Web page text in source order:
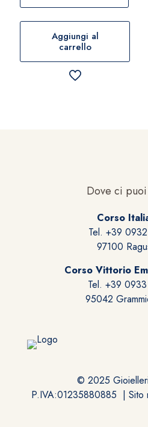
Aggiungi al
carrello
Dove ci
Corso
Tel. +39
97100
Corso Vittorio
Tel. +39
95042
© 2025
P.IVA:01235880885 | Sito